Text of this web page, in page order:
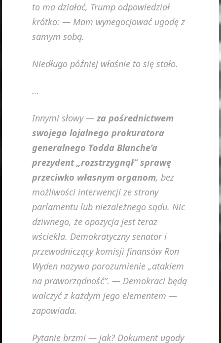
to ma działać, Trump odpowiedział
krótko: — Mam wynegocjować ugodę z
samym sobą.
Niedługo później właśnie to się stało.
…
Innymi słowy — za pośrednictwem
swojego lojalnego prokuratora
generalnego Todda Blanche’a
prezydent „rozstrzygnął” sprawę
przeciwko własnym organom, bez
możliwości interwencji ze strony
parlamentu lub niezależnego sądu. Nic
dziwnego, że opozycja jest teraz
wściekła. Demokratyczny senator i
przewodniczący komisji finansów Ron
Wyden nazywa porozumienie „atakiem
na praworządność”. — Demokraci będą
walczyć z każdym jego elementem —
zapowiada.
Pytanie brzmi — jak? Dokument ugody